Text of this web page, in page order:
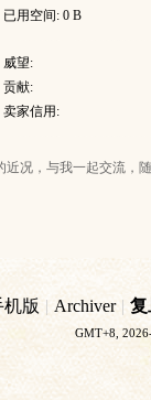
已用空间: 0 B
威望:
贡献:
卖家信用:
况，与我一起交流，
机版 | Archiver | 复
GMT+8,